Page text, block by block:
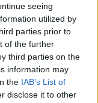
seeing
utilized by
parties prior to
of the further
third parties on the
information may
the IAB’s List of
disclose it to other
Трипл-дабл
Словении
(ВИДЕО)
этапа